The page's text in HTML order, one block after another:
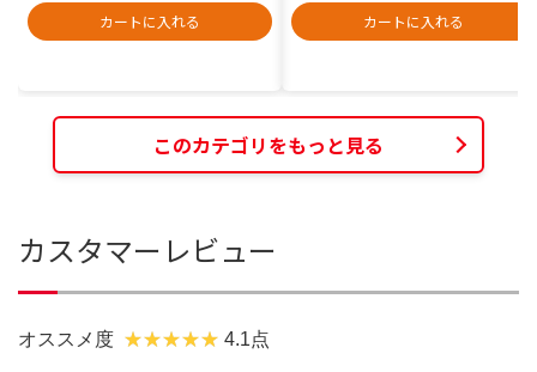
カートに入れる
カートに入れる
このカテゴリをもっと見る
カスタマーレビュー
オススメ度 4.1点